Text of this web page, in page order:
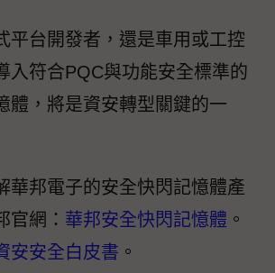
平台開發者，還是車用或工控
入符合PQC與功能安全標準的
體，將是資安轉型關鍵的一
華邦電子的安全快閃記憶體產
官網： 華邦安全快閃記憶體 。
安安全白皮書 。